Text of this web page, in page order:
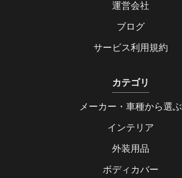
運営会社
ブログ
サービス利用規約
カテゴリ
メーカー・車種から選ぶ
インテリア
外装用品
ボディカバー